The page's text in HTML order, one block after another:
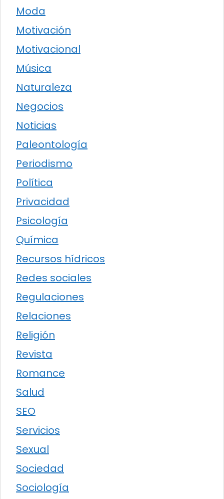
Moda
Motivación
Motivacional
Música
Naturaleza
Negocios
Noticias
Paleontología
Periodismo
Política
Privacidad
Psicología
Química
Recursos hídricos
Redes sociales
Regulaciones
Relaciones
Religión
Revista
Romance
Salud
SEO
Servicios
Sexual
Sociedad
Sociología